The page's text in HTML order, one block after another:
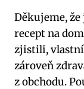
Děkujeme,
recept na
zjistili, vlastní
zároveň
z obchodu.